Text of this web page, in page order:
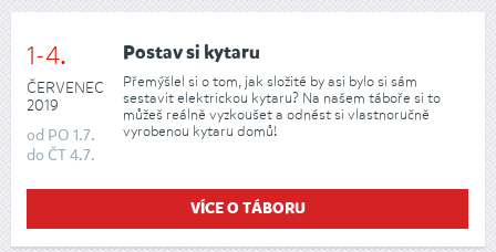
1-4.
ČERVENEC
2019
od PO 1.7.
do ČT4.7.
Postav si kytaru
Přemýšlel si o tom, jak složité by asi bylo si sám
sestavit elektrickou kytaru? Na našem táboře si to
můžeš reálně vyzkoušet a odnést si vlastnoručně
vyrobenou kytaru domů!
VÍCE O TÁBORU